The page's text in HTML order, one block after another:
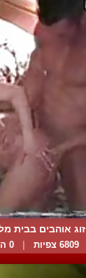
זוג אוהבים בבית
6809 צפיות 0 המלצות